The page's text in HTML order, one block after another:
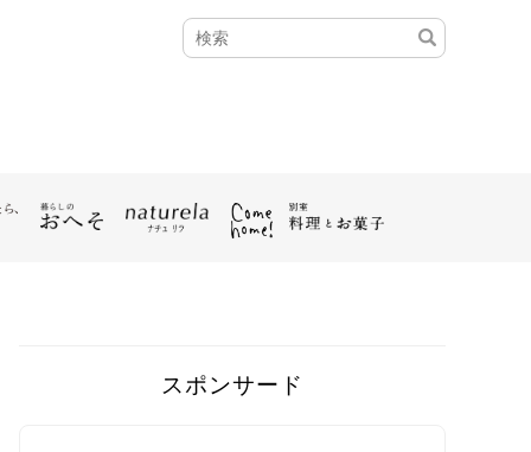
スポンサード